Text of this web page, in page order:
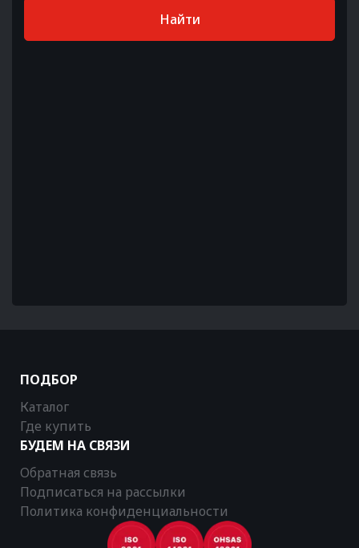
Найти
ПОДБОР
Каталог
Где купить
БУДЕМ НА СВЯЗИ
Обратная связь
Подписаться на рассылки
Политика конфиденциальности